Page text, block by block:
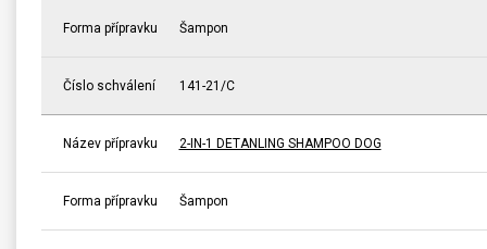
Forma přípravku Šampon
Číslo schválení 141-21/C
Název přípravku 2-IN-1 DETANLING SHAMPOO DOG
Forma přípravku Šampon